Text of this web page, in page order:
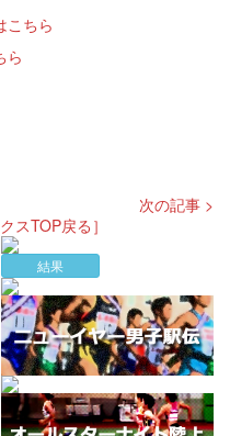
こちら
ら
次の記事 >
スTOP戻る］
結果